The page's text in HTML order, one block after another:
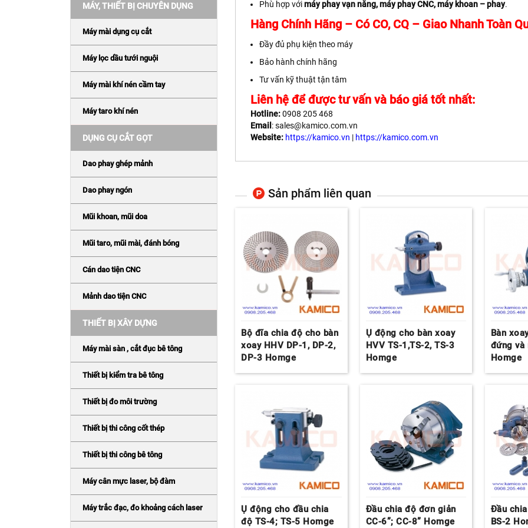
MÁY, THIẾT BỊ CHUYÊN DỤNG
Máy mài dụng cụ cắt
Máy lọc dầu tưới nguội
Máy mài khí nén cầm tay
Máy taro khí nén
DỤNG CỤ CẮT GỌT
Dao phay ghép mảnh
Dao phay ngón
Mũi khoan, mũi doa
Mũi taro, mũi mài, đánh bóng
Cán dao tiện CNC
Mảnh dao tiện CNC
THIẾT BỊ XÂY DỰNG
Máy mài sàn , cắt đục bê tông
Thiết bị kiểm tra bê tông
Thiết bị đo môi trường
Thiết bị thi công cốt thép
Thiết bị thi công bê tông
Máy cân mực laser, bộ đàm
Máy trắc đạc, đo khoảng cách laser
Phù hợp vớimáy phay vạn năng, máy phay CNC, máy khoan – phay.
Hàng Chính Hãng – Có CO, CQ – Giao Nhanh Toàn
Đầy đủ phụ kiện theo máy
Bảo hành chính hãng
Tư vấn kỹ thuật tận tâm
Liên hệ để được tư vấn và báo giá tốt nhất:
Hotline:0908 205 468
Email : sales@kamico.com.vn
Website: https://kamico.vn | https://kamico.com.vn
Sản phẩm liên quan
Bộ đĩa chia độ cho bàn
xoay HHV DP-1, DP-2,
DP-3 Homge
Ụ động cho bàn xoay
HVV TS-1,TS-2, TS-3
Homge
Bàn
đứng và
Homge
Ụ động cho đầu chia
độ TS-4; TS-5 Homge
Đầu chia độ đơn giản
CC-6”; CC-8” Homge
Đầu
BS-2